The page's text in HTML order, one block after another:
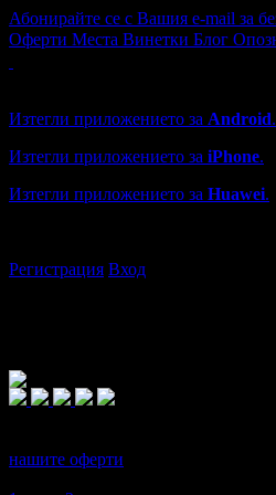
Абонирайте се с Вашия e-mail за
Оферти Места Винетки Блог
Изтегли приложението за Android.
Изтегли приложението за iPhone.
Изтегли приложението за Huawei.
Регистрация Вход
нашите оферти